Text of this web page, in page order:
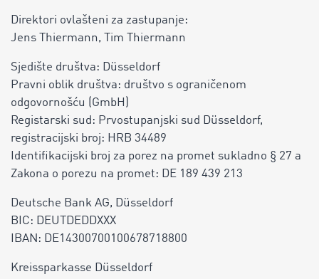
Direktori ovlašteni za zastupanje:
Jens Thiermann, Tim Thiermann
Sjedište društva: Düsseldorf
Pravni oblik društva: društvo s ograničenom
odgovornošću (GmbH)
Registarski sud: Prvostupanjski sud Düsseldorf,
registracijski broj: HRB 34489
Identifikacijski broj za porez na promet sukladno § 27 a
Zakona o porezu na promet: DE 189 439 213
Deutsche Bank AG, Düsseldorf
BIC: DEUTDEDDXXX
IBAN: DE14300700100678718800
Kreissparkasse Düsseldorf